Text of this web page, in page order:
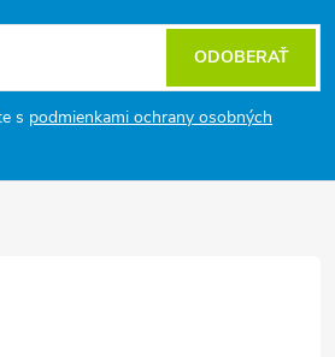
s podmienkami ochrany osobných
ODOBERAŤ